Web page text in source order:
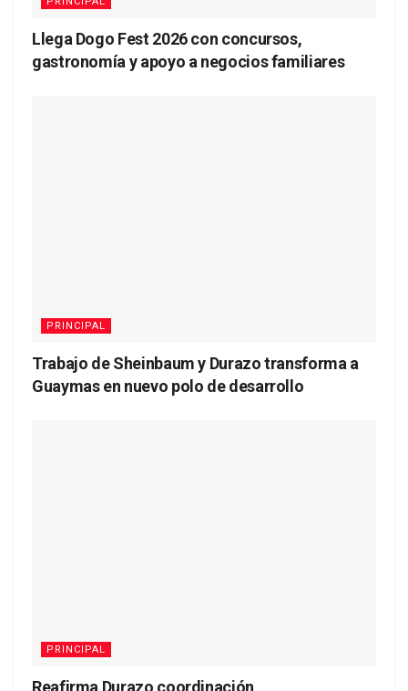
Llega Dogo Fest 2026 con concursos,
gastronomía y apoyo a negocios familiares
PRINCIPAL
Trabajo de Sheinbaum y Durazo transforma a
Guaymas en nuevo polo de desarrollo
PRINCIPAL
Reafirma Durazo coordinación